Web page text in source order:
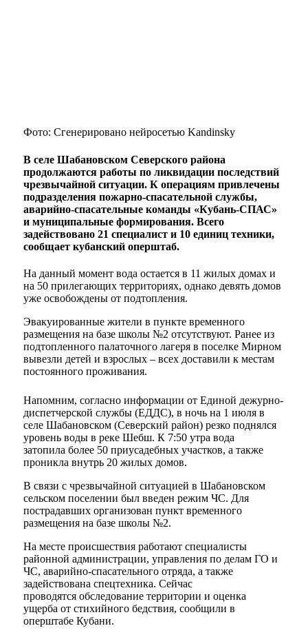
Фото: Сгенерировано нейросетью Kandinsky
В селе Шабановском Северского района
продолжаются работы по ликвидации последствий
чрезвычайной ситуации. К операциям привлечены
подразделения пожарно-спасательной службы,
аварийно-спасательные команды «Кубань-СПАС»
и муниципальные формирования. Всего
задействовано 21 специалист и 10 единиц техники,
сообщает кубанский оперштаб.
На данный момент вода остается в 11 жилых домах и
на 50 прилегающих территориях, однако девять домов
уже освобождены от подтопления.
Эвакуированные жители в пункте временного
размещения на базе школы №2 отсутствуют. Ранее из
подтопленного палаточного лагеря в поселке Мирном
вывезли детей и взрослых – всех доставили к местам
постоянного проживания.
Напомним, согласно информации от Единой дежурно-
диспетчерской службы (ЕДДС), в ночь на 1 июля в
селе Шабановском (Северский район) резко поднялся
уровень воды в реке Шебш. К 7:50 утра вода
затопила более 50 приусадебных участков, а также
проникла внутрь 20 жилых домов.
В связи с чрезвычайной ситуацией в Шабановском
сельском поселении был введен режим ЧС. Для
пострадавших организован пункт временного
размещения на базе школы №2.
На месте происшествия работают специалисты
районной администрации, управления по делам ГО и
ЧС, аварийно-спасательного отряда, а также
задействована спецтехника. Сейчас
проводятся обследование территории и оценка
ущерба от стихийного бедствия, сообщили в
оперштабе Кубани.